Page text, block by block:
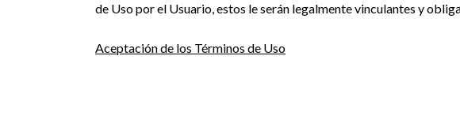
de Uso por el Usuario, estos le serán legalmente vinculantes y
Aceptación de los Términos de Uso